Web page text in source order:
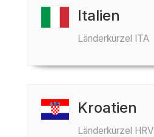
Italien
Länderkürzel ITA
Kroatien
Länderkürzel HRV